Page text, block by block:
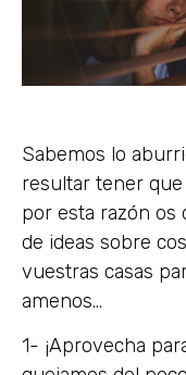
Sabemos lo
resultar tener que
por esta razón os
de ideas sobre
vuestras casas
amenos…
1- ¡Aprovecha